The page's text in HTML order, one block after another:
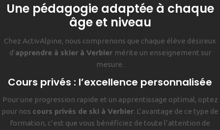
Une pédagogie adaptée à chaque
âge et niveau
Chez ActivAlpine, nous comprenons que chaque élève désireux
d’apprendre à skier à Verbier mérite un enseignement sur
mesure.
Cours privés : l’excellence personnalisée
Pour une progression rapide et un apprentissage optimal, optez
pour nos cours privés de ski à Verbier. L’avantage de ce type de
formation, c’est que vous bénéficiez de toute l’attention de